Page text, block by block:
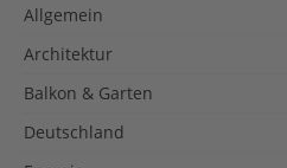
Allgemein
Architektur
Balkon & Garten
Deutschland